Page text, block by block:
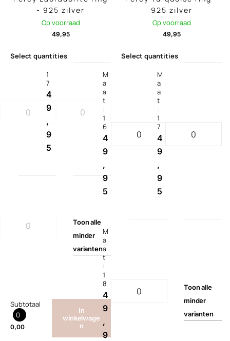
- 925 zilver
Op voorraad
49,95
Select quantities
1
7
4
9
,
9
5
Toonalle
minder
varianten
Subtotaal
0
0,00
In
winkelwage
n
925 zilver
Op voorraad
49,95
Select quantities
M
a
a
t
:
1
6
4
9
,
9
5
M
a
a
t
:
1
7
4
9
,
9
5
M
a
a
t
:
1
8
4
9
,
9
Toonalle
minder
varianten